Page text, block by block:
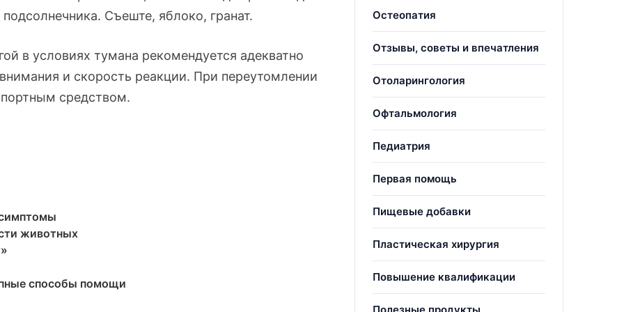
Съеште, яблоко, гранат.
в условиях тумана рекомендуется адекватно
и скорость реакции. При переутомлении
средством.
животных
способы помощи
Остеопатия
Отзывы, советы и впечатления
Отоларингология
Офтальмология
Педиатрия
Первая помощь
Пищевые добавки
Пластическая хирургия
Повышение квалификации